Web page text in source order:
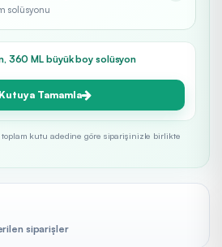
solüsyonu
360 ML büyük boy solüsyon
Tamamla
kutu adedine göre siparişinizle birlikte
siparişler